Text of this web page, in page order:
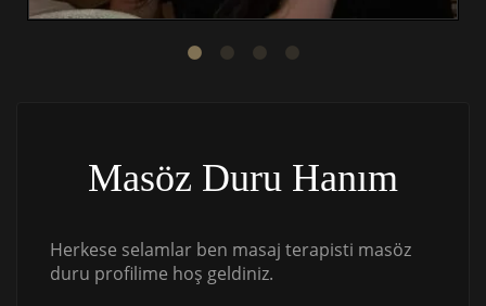
Masöz Duru Hanım
Herkese selamlar ben masaj terapisti masöz
duru profilime hoş geldiniz.